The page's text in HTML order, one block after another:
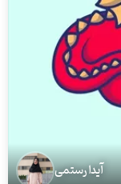
آیدا رستمی